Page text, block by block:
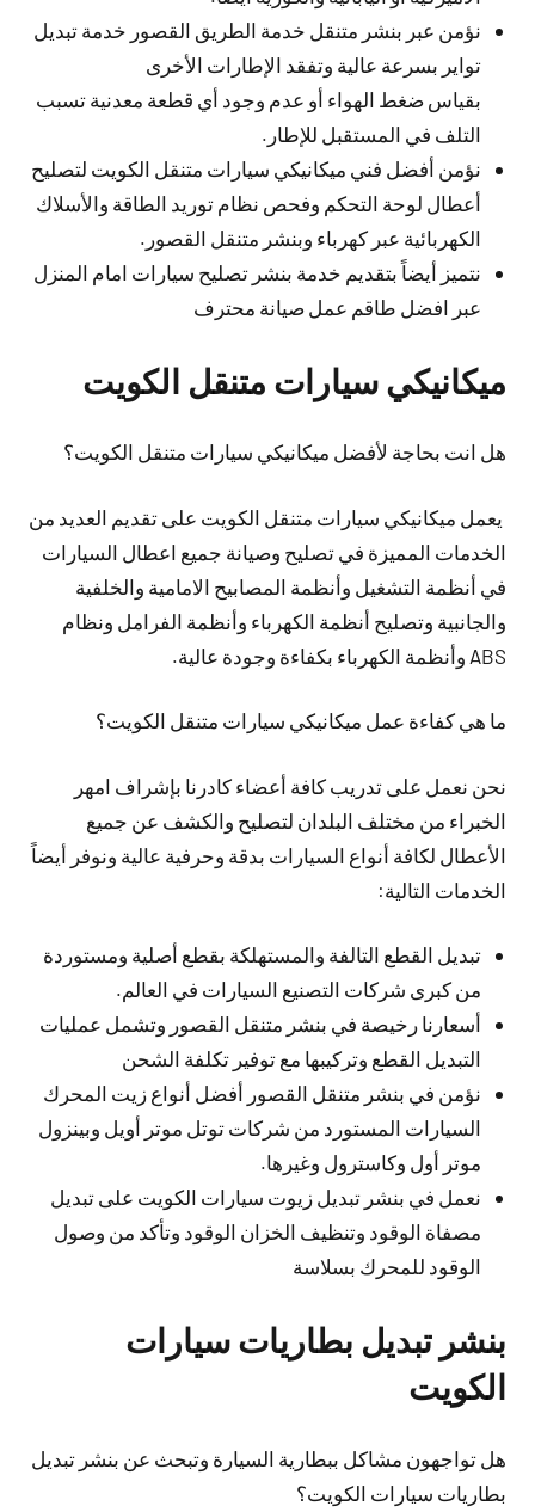
نؤمن عبر بنشر متنقل خدمة الطريق القصور خدمة تبديل
تواير بسرعة عالية وتفقد الإطارات الأخرى
بقياس ضغط الهواء أو عدم وجود أي قطعة معدنية تسبب
التلف في المستقبل للإطار.
نؤمن أفضل فني ميكانيكي سيارات متنقل الكويت لتصليح
أعطال لوحة التحكم وفحص نظام توريد الطاقة والأسلاك
الكهربائية عبر كهرباء وبنشر متنقل القصور.
نتميز أيضاً بتقديم خدمة بنشر تصليح سيارات امام المنزل
عبر افضل طاقم عمل صيانة محترف
ميكانيكي سيارات متنقل الكويت
هل انت بحاجة لأفضل ميكانيكي سيارات متنقل الكويت؟
يعمل ميكانيكي سيارات متنقل الكويت على تقديم العديد من
الخدمات المميزة في تصليح وصيانة جميع اعطال السيارات
في أنظمة التشغيل وأنظمة المصابيح الامامية والخلفية
والجانبية وتصليح أنظمة الكهرباء وأنظمة الفرامل ونظام
ABS وأنظمة الكهرباء بكفاءة وجودة عالية.
ما هي كفاءة عمل ميكانيكي سيارات متنقل الكويت؟
نحن نعمل على تدريب كافة أعضاء كادرنا بإشراف امهر
الخبراء من مختلف البلدان لتصليح والكشف عن جميع
الأعطال لكافة أنواع السيارات بدقة وحرفية عالية ونوفر أيضاً
الخدمات التالية:
تبديل القطع التالفة والمستهلكة بقطع أصلية ومستوردة
من كبرى شركات التصنيع السيارات في العالم.
أسعارنا رخيصة في بنشر متنقل القصور وتشمل عمليات
التبديل القطع وتركيبها مع توفير تكلفة الشحن
نؤمن في بنشر متنقل القصور أفضل أنواع زيت المحرك
السيارات المستورد من شركات توتل موتر أويل وبينزول
موتر أول وكاسترول وغيرها.
نعمل في بنشر تبديل زيوت سيارات الكويت على تبديل
مصفاة الوقود وتنظيف الخزان الوقود وتأكد من وصول
الوقود للمحرك بسلاسة
بنشر تبديل بطاريات سيارات
الكويت
هل تواجهون مشاكل ببطارية السيارة وتبحث عن بنشر تبديل
بطاريات سيارات الكويت؟